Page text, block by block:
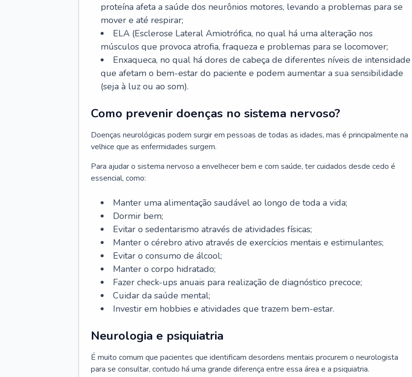
proteína afeta a saúde dos neurônios motores, levando a problemas para se
mover e até respirar;
ELA (Esclerose Lateral Amiotrófica, no qual há uma alteração nos
músculos que provoca atrofia, fraqueza e problemas para se locomover;
Enxaqueca, no qual há dores de cabeça de diferentes níveis de intensidade
que afetam o bem-estar do paciente e podem aumentar a sua sensibilidade
(seja à luz ou ao som).
Como prevenir doenças no sistema nervoso?
Doenças neurológicas podem surgir em pessoas de todas as idades, mas é principalmente na
velhice que as enfermidades surgem.
Para ajudar o sistema nervoso a envelhecer bem e com saúde, ter cuidados desde cedo é
essencial, como:
Manter uma alimentação saudável ao longo de toda a vida;
Dormir bem;
Evitar o sedentarismo através de atividades físicas;
Manter o cérebro ativo através de exercícios mentais e estimulantes;
Evitar o consumo de álcool;
Manter o corpo hidratado;
Fazer check-ups anuais para realização de diagnóstico precoce;
Cuidar da saúde mental;
Investir em hobbies e atividades que trazem bem-estar.
Neurologia e psiquiatria
É muito comum que pacientes que identificam desordens mentais procurem o neurologista
para se consultar, contudo há uma grande diferença entre essa área e a psiquiatria.